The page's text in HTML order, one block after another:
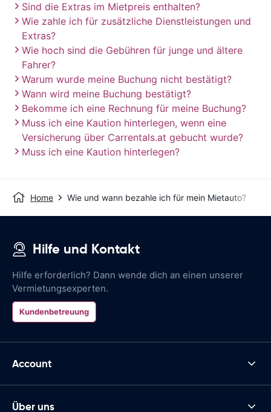
Sind die Extras im Mietpreis enthalten?
Wie zahle ich für zusätzliche Dienstleistungen und
Extras?
Wie hoch sind die Gebühren für junge und ältere
Fahrer?
Warum wurde meine Buchung nicht bestätigt?
Wann wird meine Buchung bestätigt?
Bekomme ich eine Rechnung für meine Buchung?
Muss ich eine Kaution hinterlegen, wenn eine
Versicherung über Carrentals.at gebucht wurde?
Muss ich eine Kaution hinterlegen?
Home Wie und wann bezahle ich für mein Mietauto?
Hilfe und Kontakt
Hilfe erforderlich? Dann wende dich an einen unserer
Vermietungsexperten.
Kundenbetreuung
Account
Über uns